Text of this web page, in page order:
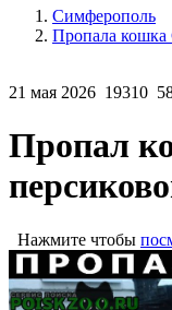
Симферополь
Пропала
21 мая 2026 19310
Пропал
Нажмите чтобы